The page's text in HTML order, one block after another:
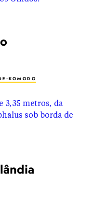
KOMODO